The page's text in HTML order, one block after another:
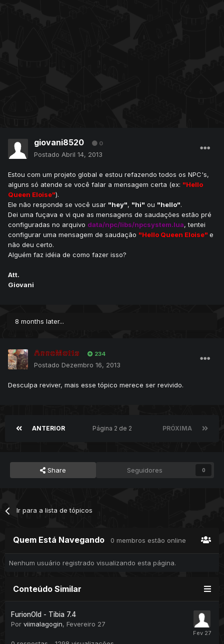
giovani8520 0
Postado Abril 14, 2013
Estou com um projeto global e estou refazendo todos os NPC's,
alguns só atende se você falar a mensagem certa (ex: "Hello
Queen Eloise").
Ele não responde se você usar "hey", "hi" ou "hello".
Dei uma fuçava e vi que as mensagens de saudações estão pré
configuradas no arquivo data/npc/libs/npcsystem.lua, tentei
configurar uma mensagem de saudação "Hello Queen Eloise" e
não deu certo.
Alguém faz idéia de como fazer isso?
Att.
Giovani
8 months later...
AnneMotta 234
Postado Dezembro 16, 2013
Desculpa reviver, mais esse tópico merece ser revivido.
ANTERIOR PRÓXIMA
Página 2 de 2
Share Seguidores 0
Ir para a lista de tópicos
Quem Está Navegando 0 membros estão online
Nenhum usuário registrado visualizando esta página.
Conteúdo Similar
FurionOld - Tibia 7.4
Por viimalagogin, Fevereiro 27